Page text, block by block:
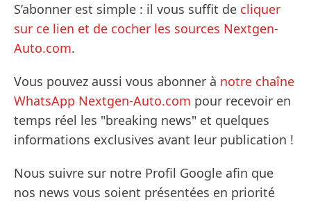
S’abonner est simple : il vous suffit de cliquer
sur ce lien et de cocher les sources Nextgen-
Auto.com.
Vous pouvez aussi vous abonner à notre chaîne
WhatsApp Nextgen-Auto.com pour recevoir en
temps réel les "breaking news" et quelques
informations exclusives avant leur publication !
Nous suivre sur notre Profil Google afin que
nos news vous soient présentées en priorité